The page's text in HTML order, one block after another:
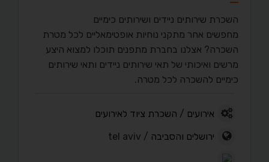
השכרת שירותים ניידים ושירותים כימיים
מחפשים אחר מתקני נוחיות אופטימאליים לכל מטרת
השכרה? אצלנו בחברת מתפנים תוכלו למצוא היצע
מרשים ואיכותי של תאי שירותים ניידים ותאי שירותים
כימיים להשכרה לכל מטרה.
אירועים / השכרת ציוד לאירועים
ירושלים והסביבה / tel aviv